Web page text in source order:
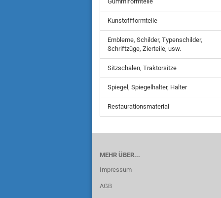
Kunstoffformteile
Embleme, Schilder, Typenschilder,
Schriftzüge, Zierteile, usw.
Sitzschalen, Traktorsitze
Spiegel, Spiegelhalter, Halter
Restaurationsmaterial
MEHR ÜBER...
Impressum
AGB